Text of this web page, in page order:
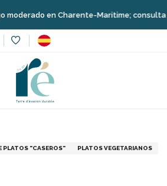
Charente-Maritime; consulta aquí las
Poséidon - Grupos
PLATOS "CASEROS" PLATOS VEGETARIANOS